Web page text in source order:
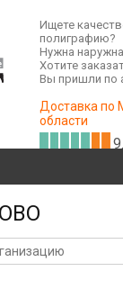
Ищете
полиграфию?
Нужна
Хотите
Вы пришли по
Доставка по
области